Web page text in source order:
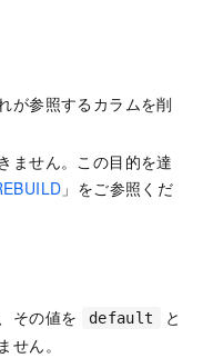
が参照するカラムを削
ません。この目的を達
」をご参照くだ
その値を
default
と
ん。